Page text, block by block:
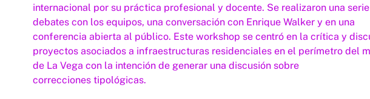
internacional por su práctica profesional y docente. Se realizaron una
debates con los equipos, una conversación con Enrique Walker y en una
conferencia abierta al público. Este workshop se centró en la crítica y
proyectos asociados a infraestructuras residenciales en el perímetro del
de La Vega con la intención de generar una discusión sobre
correcciones tipológicas.